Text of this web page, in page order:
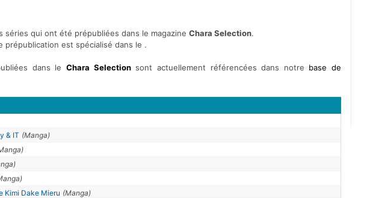
séries qui ont été prépubliées dans le magazine Chara Selection.
prépublication est spécialisé dans le .
dans leChara Selectionsont actuellement référencées dans notre base de
& IT (Manga)
Kimi Dake Mieru (Manga)